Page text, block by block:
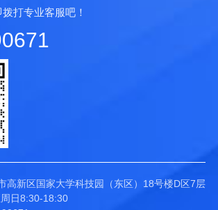
打专业客服吧！
高新区国家大学科技园（东区）18号楼D区7层
日8:30-18:30